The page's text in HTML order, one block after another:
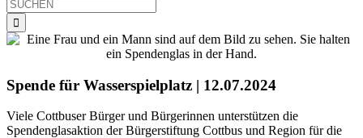
nach:
Spende für Wasserspielplatz | 12.07.2024
Viele Cottbuser Bürger und Bürgerinnen unterstützen die
Spendenglasaktion der Bürgerstiftung Cottbus und Region für die